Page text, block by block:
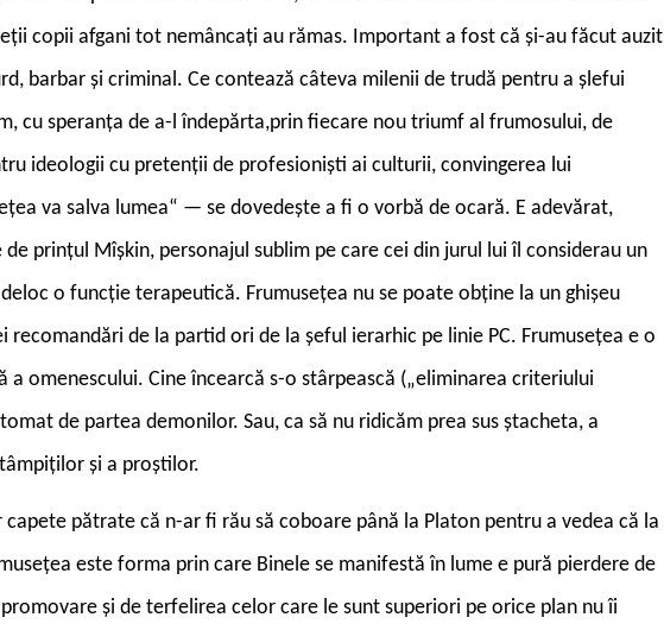
copii afgani tot nemâncați au rămas. Important a fost că și-au făcut auzit
barbar și criminal. Ce contează câteva milenii de trudă pentru a șlefui
cu speranța de a-l îndepărta,prin fiecare nou triumf al frumosului, de
ideologii cu pretenții de profesioniști ai culturii, convingerea lui
va salva lumea“ — se dovedește a fi o vorbă de ocară. E adevărat,
prințul Mîșkin, personajul sublim pe care cei din jurul lui îl considerau un
o funcție terapeutică. Frumusețea nu se poate obține la un ghișeu
recomandări de la partid ori de la șeful ierarhic pe linie PC. Frumusețea e o
omenescului. Cine încearcă s-o stârpească („eliminarea criteriului
de partea demonilor. Sau, ca să nu ridicăm prea sus ștacheta, a
și a proștilor.
capete pătrate că n-ar fi rău să coboare până la Platon pentru a vedea că la
este forma prin care Binele se manifestă în lume e pură pierdere de
și de terfelirea celor care le sunt superiori pe orice plan nu îi